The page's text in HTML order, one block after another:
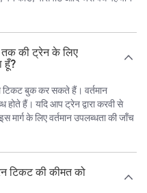
की ट्रेन के लिए
हूँ?
बुक कर सकते हैं। वर्तमान
होते हैं। यदि आप ट्रेन द्वारा करवी से
मार्ग के लिए वर्तमान उपलब्धता की जाँच
टिकट की कीमत को